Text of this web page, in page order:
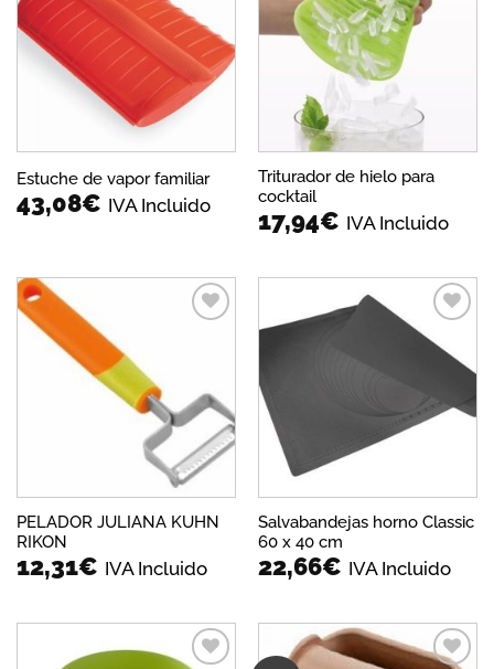
lista de
deseos
Estuche de vapor familiar
43,08€ IVA Incluido
lista de
Triturador de hielo para
cocktail
17,94€ IVA Incluido
deseos
PELADOR JULIANA KUHN
RIKON
12,31€ IVA Incluido
Añadir
a la
lista de
Salvabandejas horno Classic
60 x 40 cm
22,66€ IVA Incluido